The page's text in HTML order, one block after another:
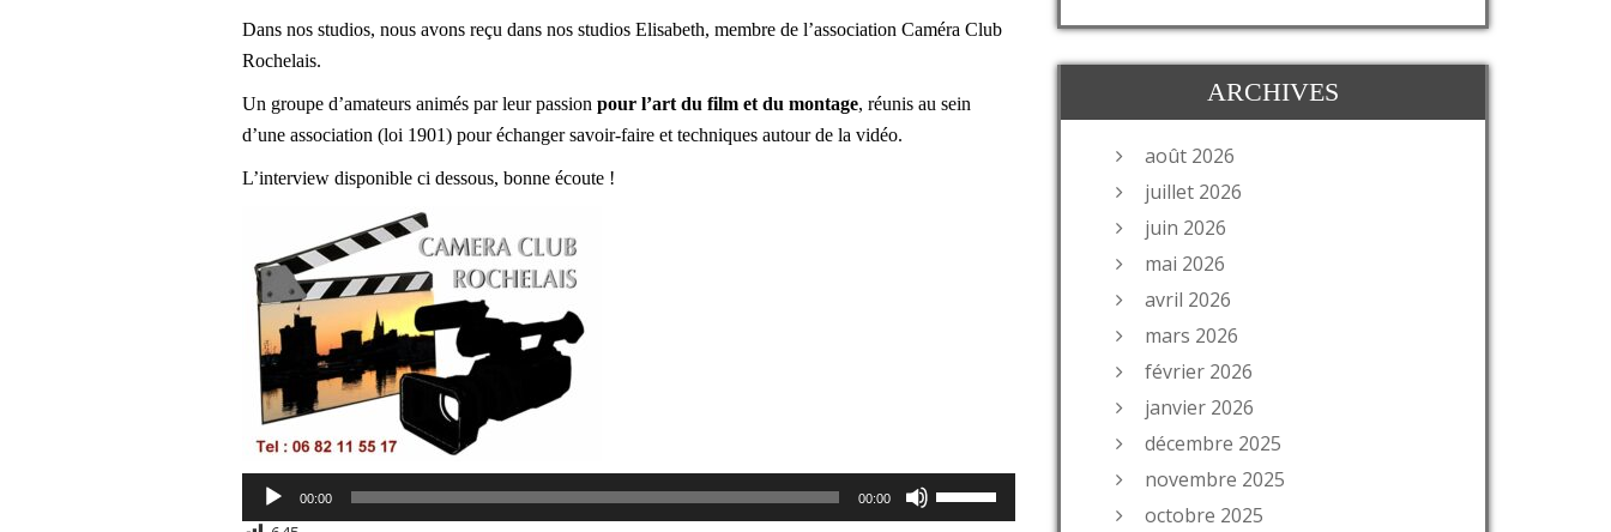
Dans nos studios, nous avons reçu dans nos studios Elisabeth, membre de l’association Caméra Club
Rochelais.
Un groupe d’amateurs animés par leur passion pour l’art du film et du montage, réunis au sein
d’une association (loi 1901) pour échanger savoir-faire et techniques autour de la vidéo.
L’interview disponible ci dessous, bonne écoute !
Lecteur
audio
00:00 00:00
les
ARCHIVES
août 2026
juillet 2026
juin 2026
mai 2026
avril 2026
mars 2026
février 2026
janvier 2026
décembre 2025
novembre 2025
octobre 2025